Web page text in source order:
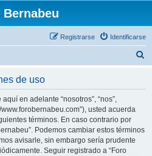
Bernabeu
Identificarse
Registrarse
de uso
en adelante “nosotros”, “nos”,
www.forobernabeu.com”), usted acuerda
términos. En caso contrario por
Podemos cambiar estos términos
avisarle, sin embargo sería prudente
Seguir registrado a “Foro